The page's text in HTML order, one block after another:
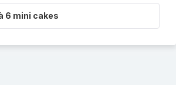
6 mini cakes